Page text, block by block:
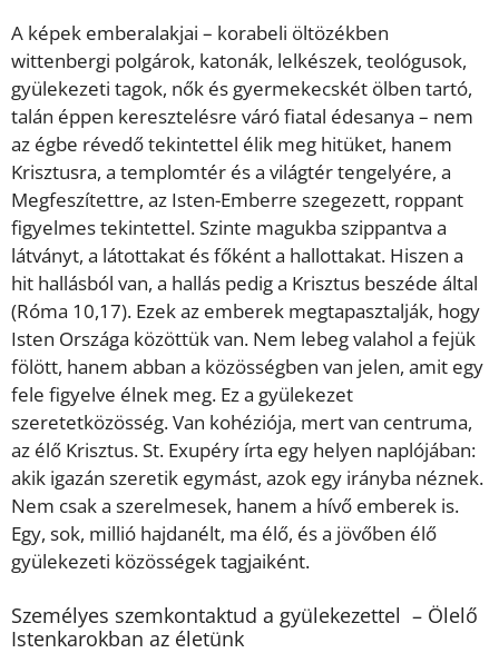
A képek emberalakjai – korabeli öltözékben
wittenbergi polgárok, katonák, lelkészek, teológusok,
gyülekezeti tagok, nők és gyermekecskét ölben tartó,
talán éppen keresztelésre váró fiatal édesanya – nem
az égbe révedő tekintettel élik meg hitüket, hanem
Krisztusra, a templomtér és a világtér tengelyére, a
Megfeszítettre, az Isten-Emberre szegezett, roppant
figyelmes tekintettel. Szinte magukba szippantva a
látványt, a látottakat és főként a hallottakat. Hiszen a
hit hallásból van, a hallás pedig a Krisztus beszéde által
(Róma 10,17). Ezek az emberek megtapasztalják, hogy
Isten Országa közöttük van. Nem lebeg valahol a fejük
fölött, hanem abban a közösségben van jelen, amit egy
fele figyelve élnek meg. Ez a gyülekezet
szeretetközösség. Van kohéziója, mert van centruma,
az élő Krisztus. St. Exupéry írta egy helyen naplójában:
akik igazán szeretik egymást, azok egy irányba néznek.
Nem csak a szerelmesek, hanem a hívő emberek is.
Egy, sok, millió hajdanélt, ma élő, és a jövőben élő
gyülekezeti közösségek tagjaiként.
Személyes szemkontaktud a gyülekezettel – Ölelő
Istenkarokban az életünk